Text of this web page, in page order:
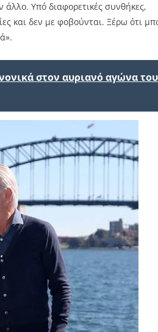
άλλο. Υπό διαφορετικές συνθήκες,
και δεν με φοβούνται. Ξέρω ότι
στον αυριανό αγώνα του